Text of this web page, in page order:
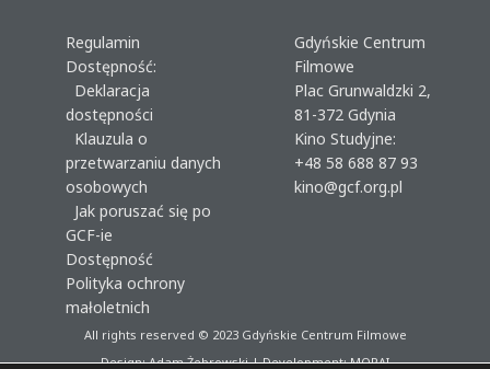
Regulamin
Dostępność:
Deklaracja
dostępności
Klauzula o
przetwarzaniu danych
osobowych
Jak poruszać się po
GCF-ie
Dostępność
Polityka ochrony
małoletnich
Gdyńskie Centrum
Filmowe
Plac Grunwaldzki 2,
81-372 Gdynia
Kino Studyjne:
+48 58 688 87 93
kino@gcf.org.pl
All rights reserved © 2023Gdyńskie Centrum Filmowe
Design: Adam Żebrowski | Development:MORAI